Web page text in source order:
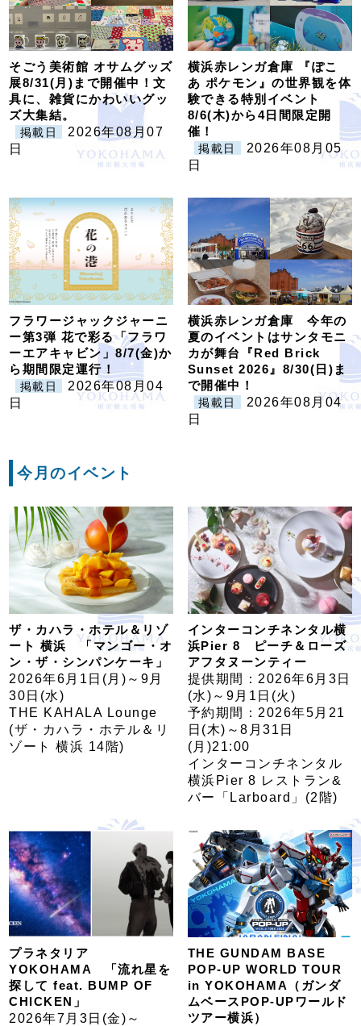
そごう美術館 オサムグッズ
展8/31(月)まで開催中！文
具に、雑貨にかわいいグッ
ズ大集結。
掲載日
2026年08月07
日
横浜赤レンガ倉庫 『ぽこ
あ ポケモン』の世界観を体
験できる特別イベント
8/6(木)から4日間限定開
催！
掲載日
2026年08月05
日
フラワージャックジャーニ
ー第3弾 花で彩る「フラワ
ーエアキャビン」8/7(金)か
ら期間限定運行！
掲載日
2026年08月04
日
横浜赤レンガ倉庫 今年の
夏のイベントはサンタモニ
カが舞台『Red Brick
Sunset 2026』8/30(日)ま
で開催中！
掲載日
2026年08月04
日
今月のイベント
ザ・カハラ・ホテル＆リゾ
ート 横浜 「マンゴー・オ
ン・ザ・シンパンケーキ」
2026年6月1日(月)～9月
30日(水)
THE KAHALA Lounge
(ザ・カハラ・ホテル＆リ
ゾート 横浜 14階)
インターコンチネンタル横
浜Pier 8 ピーチ＆ローズ
アフタヌーンティー
提供期間：2026年6月3日
(水)～9月1日(火)
予約期間：2026年5月21
日(木)～8月31日
(月)21:00
インターコンチネンタル
横浜Pier 8 レストラン&
バー「Larboard」(2階)
プラネタリア
YOKOHAMA 「流れ星を
探して feat. BUMP OF
CHICKEN」
2026年7月3日(金)～
THE GUNDAM BASE
POP-UP WORLD TOUR
in YOKOHAMA（ガンダ
ムベースPOP-UPワールド
ツアー横浜）